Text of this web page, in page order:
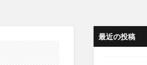
最近の投稿